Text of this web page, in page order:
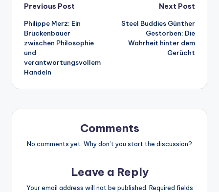
Post
navigation
Previous Post
Philippe Merz: Ein
Brückenbauer
zwischen Philosophie
und
verantwortungsvollem
Handeln
Next Post
Steel Buddies Günther
Gestorben: Die
Wahrheit hinter dem
Gerücht
Comments
No comments yet. Why don’t you start the discussion?
Leave a Reply
Your email address will not be published. Required fields